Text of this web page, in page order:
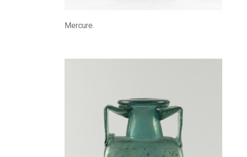
Mercure.